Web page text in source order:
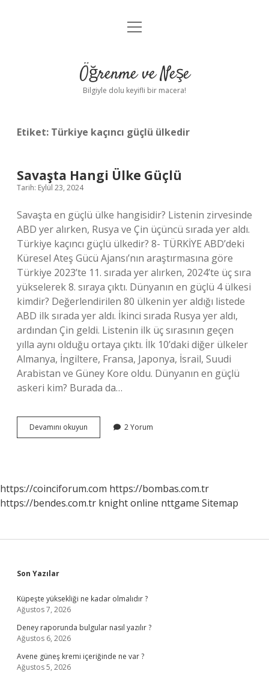
Anasayfa
Yasal Uyarı
menüyü
Öğrenme ve Neşe
Bilgiyle dolu keyifli bir macera!
Etiket: Türkiye kaçıncı güçlü ülkedir
Savaşta Hangi Ülke Güçlü
Tarih: Eylül 23, 2024
Savaşta en güçlü ülke hangisidir? Listenin zirvesinde
ABD yer alırken, Rusya ve Çin üçüncü sırada yer aldı.
Türkiye kaçıncı güçlü ülkedir? 8- TÜRKİYE ABD’deki
Küresel Ateş Gücü Ajansı’nın araştırmasına göre
Türkiye 2023’te 11. sırada yer alırken, 2024’te üç sıra
yükselerek 8. sıraya çıktı. Dünyanın en güçlü 4 ülkesi
kimdir? Değerlendirilen 80 ülkenin yer aldığı listede
ABD ilk sırada yer aldı. İkinci sırada Rusya yer aldı,
ardından Çin geldi. Listenin ilk üç sırasının geçen
yılla aynı olduğu ortaya çıktı. İlk 10’daki diğer ülkeler
Almanya, İngiltere, Fransa, Japonya, İsrail, Suudi
Arabistan ve Güney Kore oldu. Dünyanın en güçlü
askeri kim? Burada da…
Devamını okuyun
Hangi
2 Yorum
https://coinciforum.com https://bombas.com.tr
https://bendes.com.tr knight online nttgame Sitemap
Sidebar
Son Yazılar
Küpeşte yüksekliği ne kadar olmalıdır ?
Ağustos 7, 2026
Deney raporunda bulgular nasıl yazılır ?
Ağustos 6, 2026
Avene güneş kremi içeriğinde ne var ?
Ağustos 5, 2026